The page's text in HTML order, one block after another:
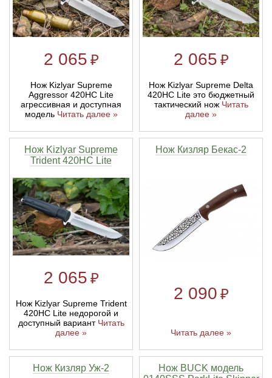
2 065 ₽
Нож Kizlyar Supreme
Aggressor 420HC Lite
агрессивная и доступная
модель Читать далее »
2 065 ₽
Нож Kizlyar Supreme Delta
420HC Lite это бюджетный
тактический нож Читать
далее »
Нож Kizlyar Supreme
Trident 420HC Lite
2 065 ₽
Нож Kizlyar Supreme Trident
420HC Lite недорогой и
доступный вариант Читать
далее »
Нож Кизляр Бекас-2
2 090 ₽
Читать далее »
Нож Кизляр Уж-2
Нож BUCK модель